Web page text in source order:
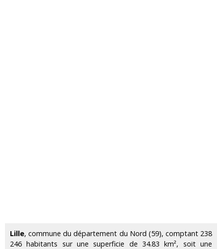
Lille, commune du département du Nord (59), comptant 238
246 habitants sur une superficie de 34.83 km², soit une